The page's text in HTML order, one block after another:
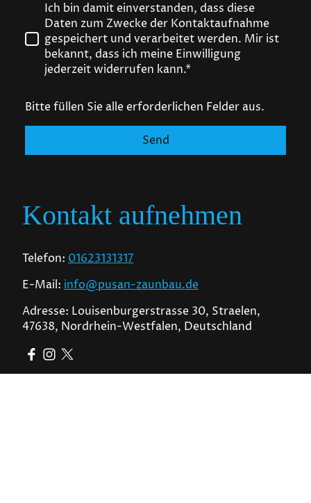
Ich bin damit einverstanden, dass diese
Daten zum Zwecke der Kontaktaufnahme
gespeichert und verarbeitet werden. Mir ist
bekannt, dass ich meine Einwilligung
jederzeit widerrufen kann.*
Bitte füllen Sie alle erforderlichen Felder aus.
Send
Kontakt aufnehmen
Telefon: 01623131317
E-Mail: info@pusan-zaunbau.de
Adresse: Louisenburgerstrasse 30, Straelen,
47638, Nordrhein-Westfalen, Deutschland